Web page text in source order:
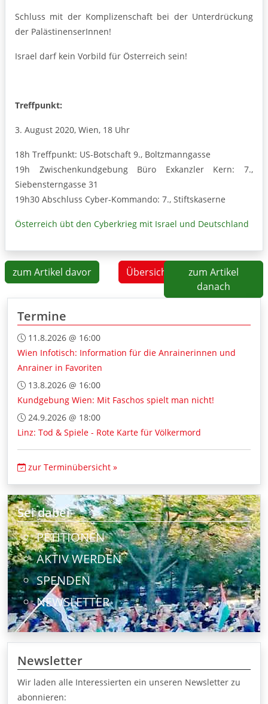
Schluss mit der Komplizenschaft bei der Unterdrückung
der PalästinenserInnen!
Israel darf kein Vorbild für Österreich sein!
Treffpunkt:
3. August 2020, Wien, 18 Uhr
18h Treffpunkt: US-Botschaft 9., Boltzmanngasse
19h Zwischenkundgebung Büro Exkanzler Kern: 7.,
Siebensterngasse 31
19h30 Abschluss Cyber-Kommando: 7., Stiftskaserne
Österreich übt den Cyberkrieg mit Israel und Deutschland
zum Artikel davor Übersicht
zum Artikel
danach
Termine
11.8.2026 @ 16:00
Wien Infotisch: Information für die Anrainerinnen und
Anrainer in Favoriten
13.8.2026 @ 16:00
Kundgebung Wien: Mit Faschos spielt man nicht!
24.9.2026 @ 18:00
Linz: Tod & Spiele - Rote Karte für Völkermord
zur Terminübersicht »
Sei dabei
PETITIONEN
AKTIV WERDEN
SPENDEN
NEWSLETTER
Newsletter
Wir laden alle Interessierten ein unseren Newsletter zu
abonnieren: